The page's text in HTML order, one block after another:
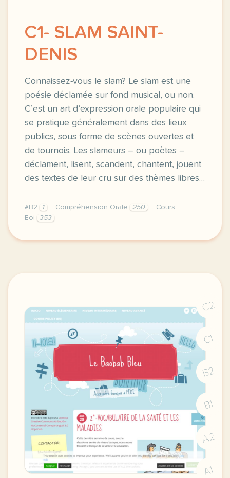
C1- SLAM SAINT-
DENIS
Connaissez-vous le slam? Le slam est une
poésie déclamée sur fond musical, ou non.
C’est un art d’expression orale populaire qui
se pratique généralement dans des lieux
publics, sous forme de scènes ouvertes et
de tournois. Les slameurs – ou poètes –
déclament, lisent, scandent, chantent, jouent
des textes de leur cru sur des thèmes libres…
#B2 1 Compréhension Orale 250
Cours
Eoi
353
illustration generee par ia slam style pop art
C2
C1
B2
B1
A2
A1